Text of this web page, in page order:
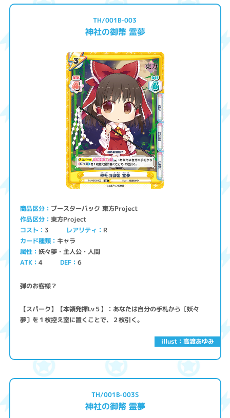
illust：高渡あゆみ
TH/001B-003
神社の御幣 霊夢
商品区分 ブースターパック 東方Project
作品区分 東方Project
コスト 3 レアリティ R
カード種類 キャラ
属性 妖々夢・主人公・人間
ATK 4 DEF 6
弾のお客様？
【スパーク】【本領発揮Lv５】：あなたは自分の手札から〔妖々
夢〕を１枚控え室に置くことで、２枚引く。
TH/001B-003S
神社の御幣 霊夢